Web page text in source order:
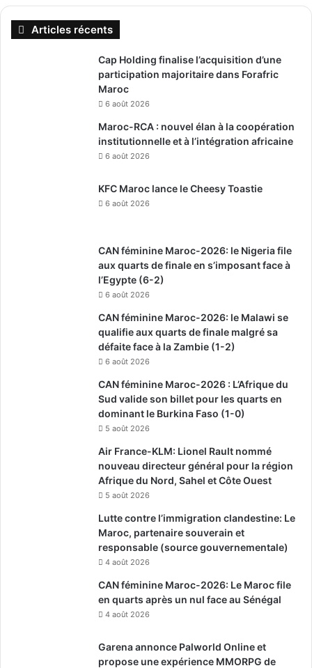
Articles récents
Cap Holding finalise l’acquisition d’une
participation majoritaire dans Forafric
Maroc
6 août 2026
Maroc-RCA : nouvel élan à la coopération
institutionnelle et à l’intégration africaine
6 août 2026
KFC Maroc lance le Cheesy Toastie
6 août 2026
CAN féminine Maroc-2026: le Nigeria file
aux quarts de finale en s’imposant face à
l’Egypte (6-2)
6 août 2026
CAN féminine Maroc-2026: le Malawi se
qualifie aux quarts de finale malgré sa
défaite face à la Zambie (1-2)
6 août 2026
CAN féminine Maroc-2026 : L’Afrique du
Sud valide son billet pour les quarts en
dominant le Burkina Faso (1-0)
5 août 2026
Air France-KLM: Lionel Rault nommé
nouveau directeur général pour la région
Afrique du Nord, Sahel et Côte Ouest
5 août 2026
Lutte contre l’immigration clandestine: Le
Maroc, partenaire souverain et
responsable (source gouvernementale)
4 août 2026
CAN féminine Maroc-2026: Le Maroc file
en quarts après un nul face au Sénégal
4 août 2026
Garena annonce Palworld Online et
propose une expérience MMORPG de